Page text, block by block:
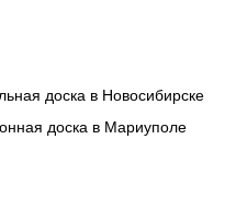
доска в Новосибирске
доска в Мариуполе